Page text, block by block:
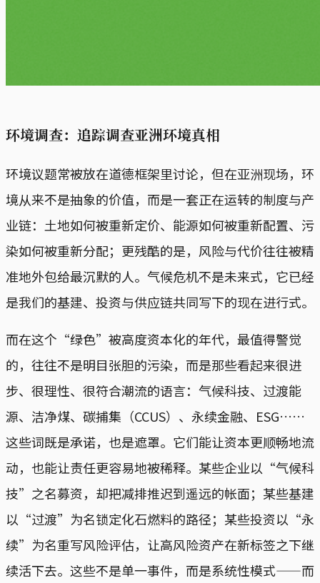
环境调查：追踪调查亚洲环境真相
环境议题常被放在道德框架里讨论，但在亚洲现场，环
境从来不是抽象的价值，而是一套正在运转的制度与产
业链：土地如何被重新定价、能源如何被重新配置、污
染如何被重新分配；更残酷的是，风险与代价往往被精
准地外包给最沉默的人。气候危机不是未来式，它已经
是我们的基建、投资与供应链共同写下的现在进行式。
而在这个“绿色”被高度资本化的年代，最值得警觉
的，往往不是明目张胆的污染，而是那些看起来很进
步、很理性、很符合潮流的语言：气候科技、过渡能
源、洁净煤、碳捕集（CCUS）、永续金融、ESG……
这些词既是承诺，也是遮罩。它们能让资本更顺畅地流
动，也能让责任更容易地被稀释。某些企业以“气候科
技”之名募资，却把减排推迟到遥远的帐面；某些基建
以“过渡”为名锁定化石燃料的路径；某些投资以“永
续”为名重写风险评估，让高风险资产在新标签之下继
续活下去。这些不是单一事件，而是系统性模式——而